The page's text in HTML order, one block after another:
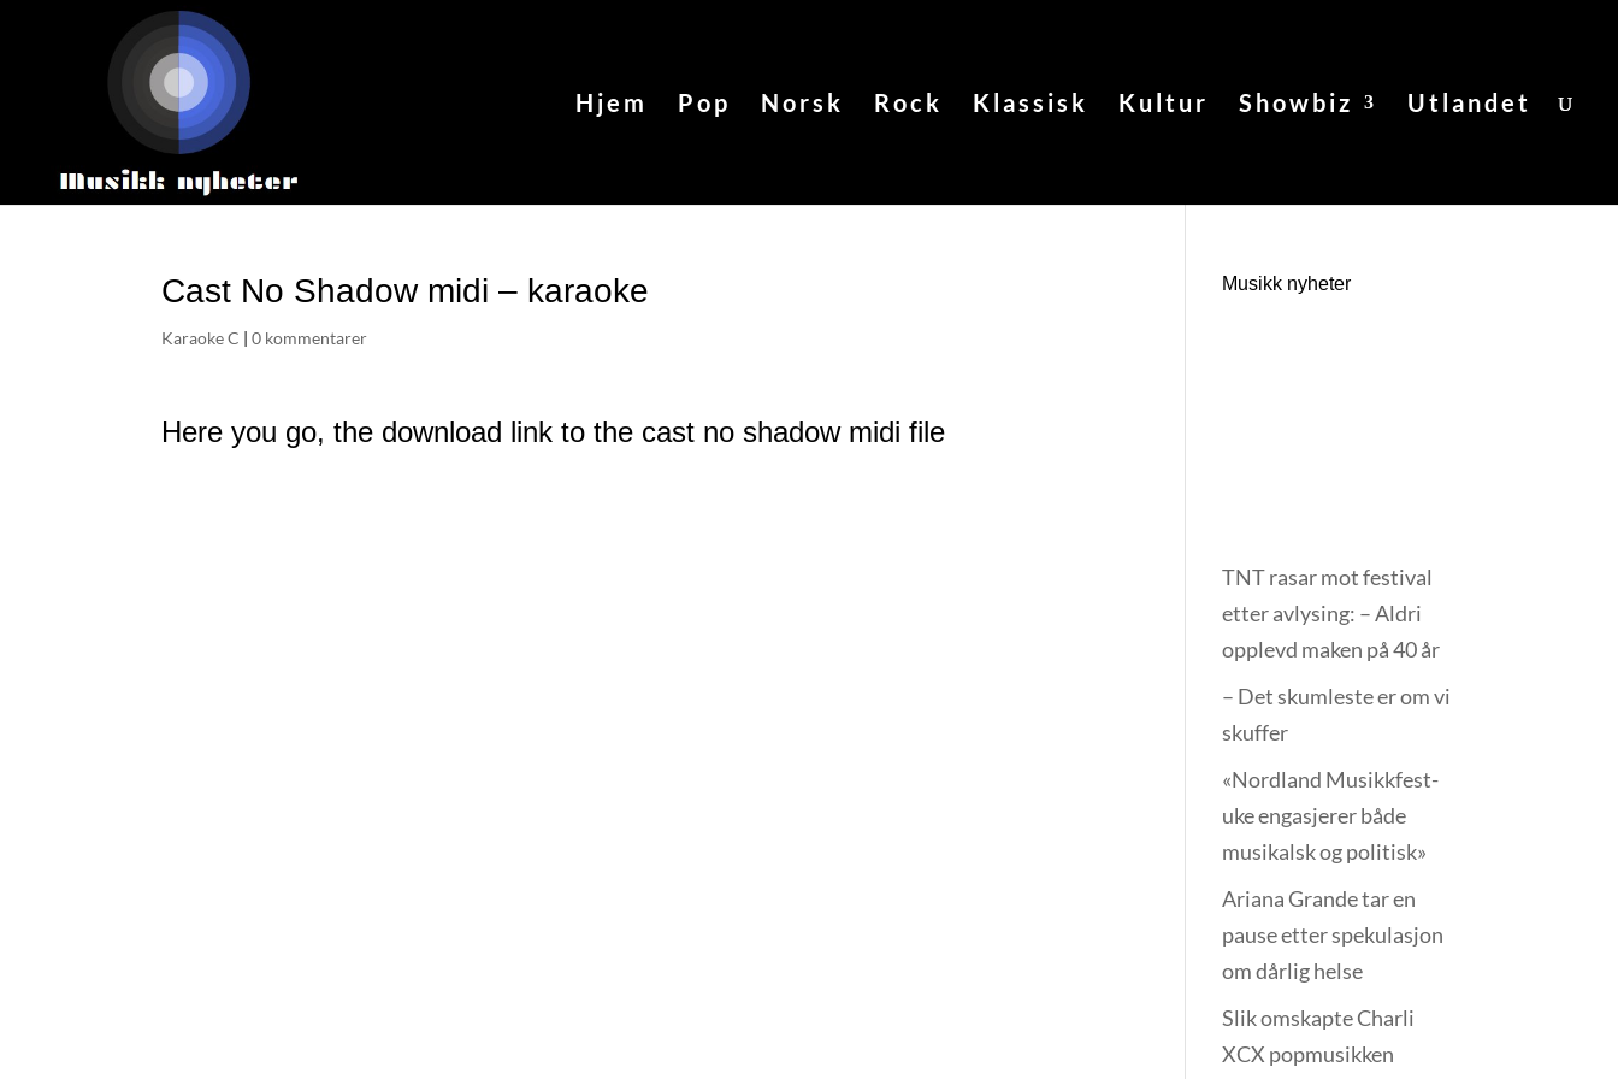
Hjem Pop Norsk Rock Klassisk Kultur Showbiz Utlandet
Cast No Shadow midi – karaoke
Karaoke C |0 kommentarer
Here you go, the download link to the cast no shadow midi file
Musikk nyheter
TNT rasar mot festival
etter avlysing: – Aldri
opplevd maken på 40 år
– Det skumleste er om vi
skuffer
«Nordland Musikkfest­
uke engasjerer både
musikalsk og politisk»
Ariana Grande tar en
pause etter spekulasjon
om dårlig helse
Slik omskapte Charli
XCX popmusikken